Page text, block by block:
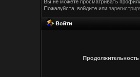
Вы не можете просматривать
Пожалуйста, войдите или
Войти